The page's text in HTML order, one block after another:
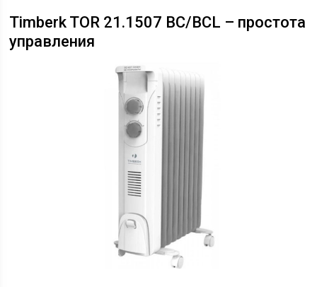
Timberk TOR 21.1507 BC/BCL – простота
управления